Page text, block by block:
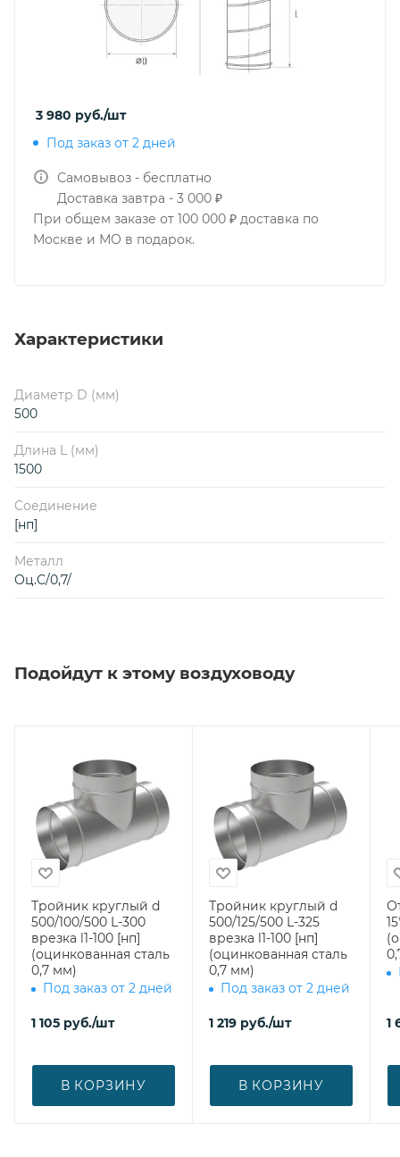
3 980 руб./шт
Под заказ от 2 дней
Самовывоз - бесплатно
Доставка завтра - 3 000 ₽
При общем заказе от 100 000 ₽ доставка по
Москве и МО в подарок.
Характеристики
Диаметр D (мм)
500
Длина L (мм)
1500
Соединение
[нп]
Металл
Оц.С/0,7/
Подойдут к этому воздуховоду
Тройник круглый d
500/100/500 L-300
врезка l1-100 [нп]
(оцинкованная сталь
0,7 мм)
Под заказ от 2 дней
1 105 руб./шт
В КОРЗИНУ
Тройник круглый d
500/125/500 L-325
врезка l1-100 [нп]
(оцинкованная сталь
0,7 мм)
Под заказ от 2 дней
1 219 руб./шт
В КОРЗИНУ
1